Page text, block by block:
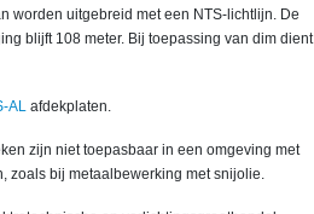
worden uitgebreid met een NTS-lichtlijn. De
blijft 108 meter. Bij toepassing van dim dient
AL afdekplaten.
zijn niet toepasbaar in een omgeving met
zoals bij metaalbewerking met snijolie.